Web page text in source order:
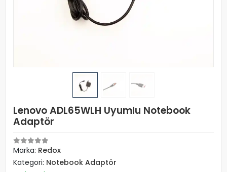
Lenovo ADL65WLH Uyumlu Notebook
Adaptör
Marka: Redox
Kategori: Notebook Adaptör